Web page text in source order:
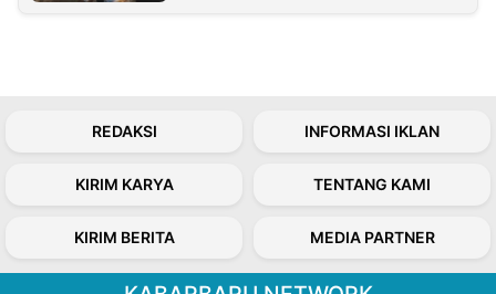
REDAKSI INFORMASI IKLAN
KIRIM KARYA TENTANG KAMI
KIRIM BERITA MEDIA PARTNER